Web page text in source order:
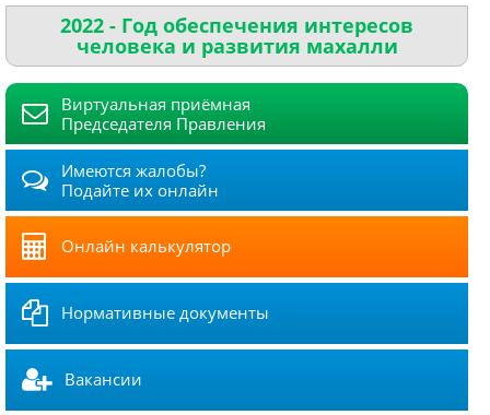
2022 - Год обеспечения интересов
человека и развития махалли
Виртуальная приёмная
Председателя Правления
Имеются жалобы?
Подайте их онлайн
Онлайн калькулятор
Нормативные документы
Вакансии